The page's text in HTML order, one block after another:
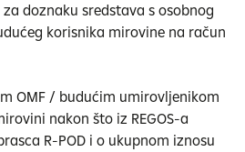
doznaku sredstava s osobnog
korisnika mirovine na račun
OMF / budućim umirovljenikom
nakon što iz REGOS-a
R-POD i o ukupnom iznosu